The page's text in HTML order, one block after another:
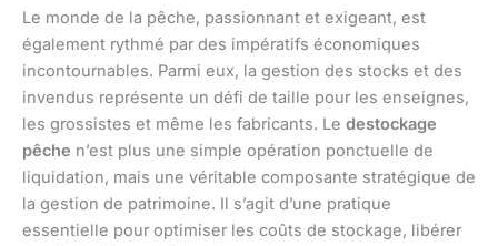
Le monde de la pêche, passionnant et exigeant, est
également rythmé par des impératifs économiques
incontournables. Parmi eux, la gestion des stocks et des
invendus représente un défi de taille pour les enseignes,
les grossistes et même les fabricants. Le destockage
pêche n’est plus une simple opération ponctuelle de
liquidation, mais une véritable composante stratégique de
la gestion de patrimoine. Il s’agit d’une pratique
essentielle pour optimiser les coûts de stockage, libérer